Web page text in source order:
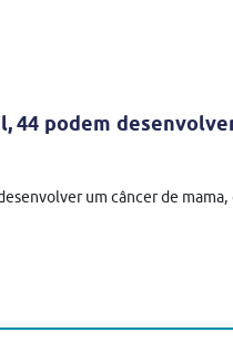
44 podem
um câncer de